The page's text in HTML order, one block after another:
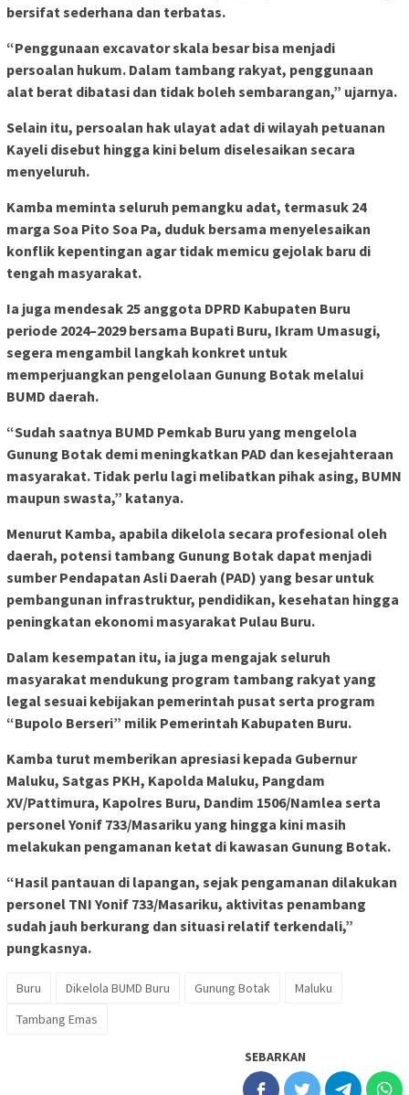
bersifat sederhana dan terbatas.
“Penggunaan excavator skala besar bisa menjadi
persoalan hukum. Dalam tambang rakyat, penggunaan
alat berat dibatasi dan tidak boleh sembarangan,” ujarnya.
Selain itu, persoalan hak ulayat adat di wilayah petuanan
Kayeli disebut hingga kini belum diselesaikan secara
menyeluruh.
Kamba meminta seluruh pemangku adat, termasuk 24
marga Soa Pito Soa Pa, duduk bersama menyelesaikan
konflik kepentingan agar tidak memicu gejolak baru di
tengah masyarakat.
Ia juga mendesak 25 anggota DPRD Kabupaten Buru
periode 2024–2029 bersama Bupati Buru, Ikram Umasugi,
segera mengambil langkah konkret untuk
memperjuangkan pengelolaan Gunung Botak melalui
BUMD daerah.
“Sudah saatnya BUMD Pemkab Buru yang mengelola
Gunung Botak demi meningkatkan PAD dan kesejahteraan
masyarakat. Tidak perlu lagi melibatkan pihak asing, BUMN
maupun swasta,” katanya.
Menurut Kamba, apabila dikelola secara profesional oleh
daerah, potensi tambang Gunung Botak dapat menjadi
sumber Pendapatan Asli Daerah (PAD) yang besar untuk
pembangunan infrastruktur, pendidikan, kesehatan hingga
peningkatan ekonomi masyarakat Pulau Buru.
Dalam kesempatan itu, ia juga mengajak seluruh
masyarakat mendukung program tambang rakyat yang
legal sesuai kebijakan pemerintah pusat serta program
“Bupolo Berseri” milik Pemerintah Kabupaten Buru.
Kamba turut memberikan apresiasi kepada Gubernur
Maluku, Satgas PKH, Kapolda Maluku, Pangdam
XV/Pattimura, Kapolres Buru, Dandim 1506/Namlea serta
personel Yonif 733/Masariku yang hingga kini masih
melakukan pengamanan ketat di kawasan Gunung Botak.
“Hasil pantauan di lapangan, sejak pengamanan dilakukan
personel TNI Yonif 733/Masariku, aktivitas penambang
sudah jauh berkurang dan situasi relatif terkendali,”
pungkasnya.
Buru Dikelola BUMD Buru Gunung Botak
Maluku
Tambang Emas
SEBARKAN